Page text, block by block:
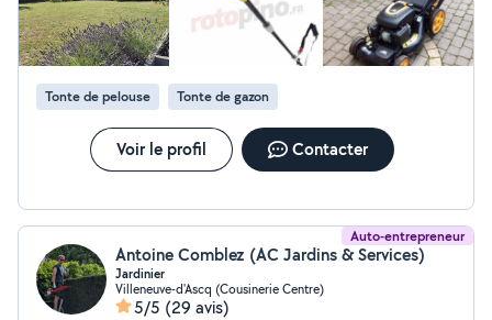
Tonte de pelouse Tonte de gazon
Voir le profil Contacter
Auto-entrepreneur
Antoine Comblez (AC Jardins & Services)
Jardinier
Villeneuve-d'Ascq (Cousinerie Centre)
5/5 (29 avis)